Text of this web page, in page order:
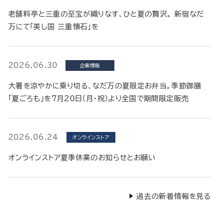
老舗料亭と三重の至宝が織りなす、ひと夏の贅沢。 新宿なだ
万にて「美し国 三重懐石」を
2026.06.30 企業情報
大暑を涼やかに乗り切る、なだ万の夏限定お弁当。季節御膳
「夏ごろも」を7月20日（月・祝）より全国で期間限定販売
2026.06.24 オンラインストア
オンラインストア夏季休業のお知らせとお願い
過去の新着情報を見る